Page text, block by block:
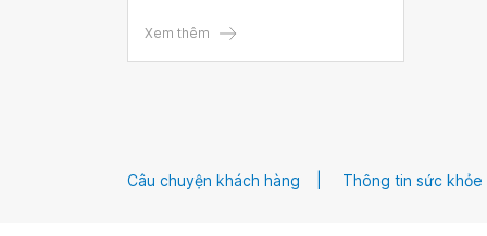
chứng không ạ?
Xem thêm
Câu chuyện khách hàng Thông tin sức khỏe